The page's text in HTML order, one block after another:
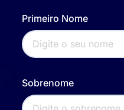
Primeiro Nome
Sobrenome